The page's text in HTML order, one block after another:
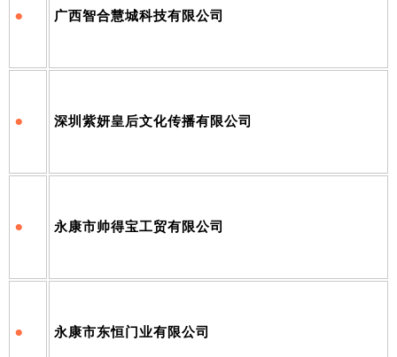
• 广西智合慧城科技有限公司
• 深圳紫妍皇后文化传播有限公司
• 永康市帅得宝工贸有限公司
• 永康市东恒门业有限公司